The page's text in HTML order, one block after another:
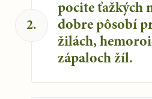
vrátane žíl a
2.
pocite ťažkých
dobre pôsobí
žilách,
zápaloch žíl.
Pôsobí pozitívne pri